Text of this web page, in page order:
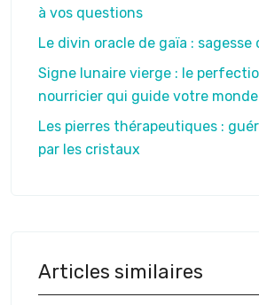
à vos questions
Le divin oracle de gaïa : sagesse
Signe lunaire vierge : le
nourricier qui guide votre
Les pierres thérapeutiques :
par les cristaux
Articles similaires